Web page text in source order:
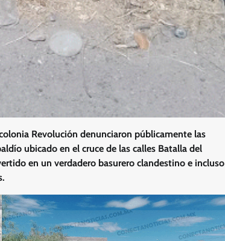
Revolución denunciaron públicamente las
ubicado en el cruce de las calles Batalla del
en un verdadero basurero clandestino e incluso